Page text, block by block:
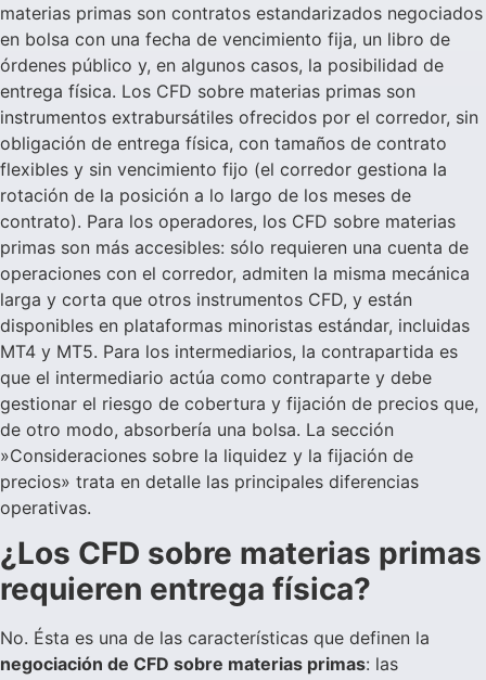
materias primas son contratos estandarizados negociados
en bolsa con una fecha de vencimiento fija, un libro de
órdenes público y, en algunos casos, la posibilidad de
entrega física. Los CFD sobre materias primas son
instrumentos extrabursátiles ofrecidos por el corredor, sin
obligación de entrega física, con tamaños de contrato
flexibles y sin vencimiento fijo (el corredor gestiona la
rotación de la posición a lo largo de los meses de
contrato). Para los operadores, los CFD sobre materias
primas son más accesibles: sólo requieren una cuenta de
operaciones con el corredor, admiten la misma mecánica
larga y corta que otros instrumentos CFD, y están
disponibles en plataformas minoristas estándar, incluidas
MT4 y MT5. Para los intermediarios, la contrapartida es
que el intermediario actúa como contraparte y debe
gestionar el riesgo de cobertura y fijación de precios que,
de otro modo, absorbería una bolsa. La sección
»Consideraciones sobre la liquidez y la fijación de
precios» trata en detalle las principales diferencias
operativas.
¿Los CFD sobre materias primas
requieren entrega física?
No. Ésta es una de las características que definen la
negociación de CFD sobre materias primas: las